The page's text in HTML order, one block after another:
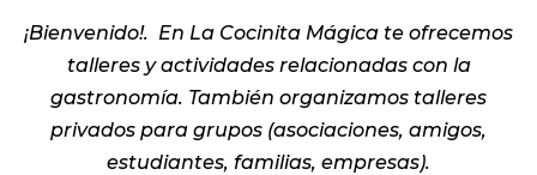
¡Bienvenido!. En La Cocinita Mágica te ofrecemos
talleres y actividades relacionadas con la
gastronomía. También organizamos talleres
privados para grupos (asociaciones, amigos,
estudiantes, familias, empresas).